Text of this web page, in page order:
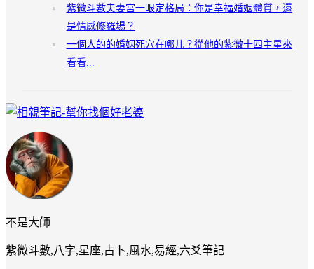
紫微斗數夫妻宮一眼定格局：你是幸福婚姻體質，還
是情感修羅場？
一個人的的婚姻死穴在哪儿？從他的紫微十四主星來
看看...
不是大師
紫微斗數,八字,星座,占卜,風水,易經,六爻筆記